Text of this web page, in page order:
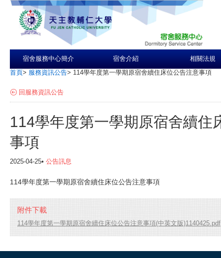
宿舍服務中心簡介 宿舍介紹 相關法規
首頁> 服務資訊公告> 114學年度第一學期原宿舍續住床位公告注意事項
回服務資訊公告
114學年度第一學期原宿舍續住
事項
2025-04-25• 公告訊息
114學年度第一學期原宿舍續住床位公告注意事項
附件下載
114學年度第一學期原宿舍續住床位公告注意事項(中英文版)1140425.pdf